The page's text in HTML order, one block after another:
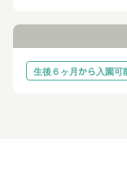
生後６ヶ月から入園可